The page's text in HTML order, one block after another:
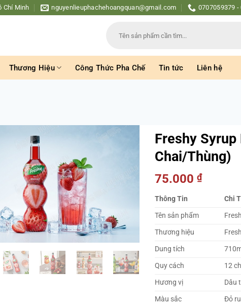
Chí Minh nguyenlieuphachehoangquan@gmail.com 0707059379 -
kiếm:
Thương Hiệu Công Thức Pha Chế Tin tức Liên hệ
Freshy Syrup
Chai/Thùng)
75.000₫
Thông Tin
Chi
Tên sản phẩm
Thương hiệu
Dung tích
Quy cách
12
Hương vị
Dâu
Màu sắc
Đỏ